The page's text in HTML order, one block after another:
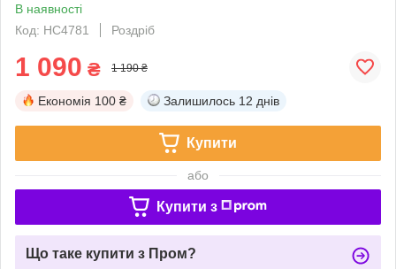
В наявності
Код: HC4781
Роздріб
1 090 ₴ 1 190 ₴
Економія 100 ₴ Залишилось 12 днів
Купити
або
Купити з
Що таке купити з Пром?